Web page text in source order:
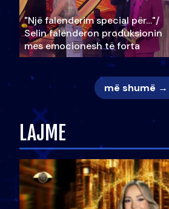
"Një falenderim special për…"/
Selin falënderon produksionin
mes emocionesh të forta
më shumë →
LAJME